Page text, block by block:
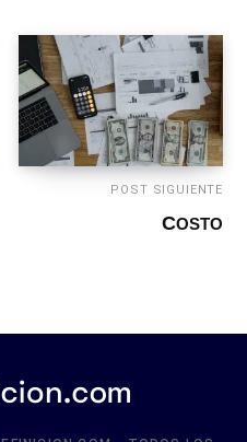
POST SIGUIENTE
COSTO